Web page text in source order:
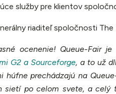
služby pre klientov
riaditeľ spoločnosti
ocenenie! Queue-Fair je
G2 a Sourceforge, a to už
húfne prechádzajú na
sietí po celom svete, a